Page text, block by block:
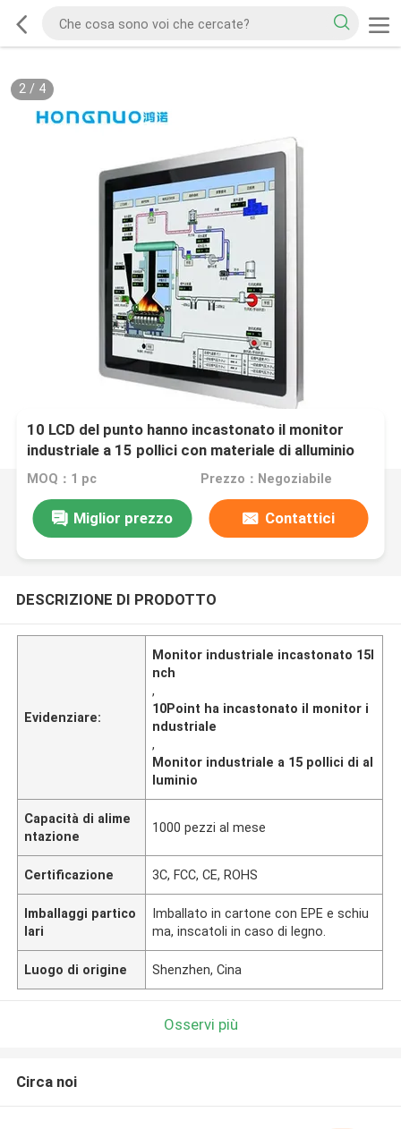
2/ 4
10 LCD del punto hanno incastonato il monitor
industriale a 15 pollici con materiale di alluminio
MOQ：1 pc Prezzo：Negoziabile
Miglior prezzo Contattici
DESCRIZIONE DI PRODOTTO
Evidenziare:
Monitor industriale incastonato 15I
nch
,
10Point ha incastonato il monitor i
ndustriale
,
Monitor industriale a 15 pollici di al
luminio
Capacità di alime
ntazione
1000 pezzi al mese
Certificazione 3C, FCC, CE, ROHS
Imballaggi partico
lari
Imballato in cartone con EPE e schiu
ma, inscatoli in caso di legno.
Luogo di origine Shenzhen, Cina
Osservi più
Circa noi